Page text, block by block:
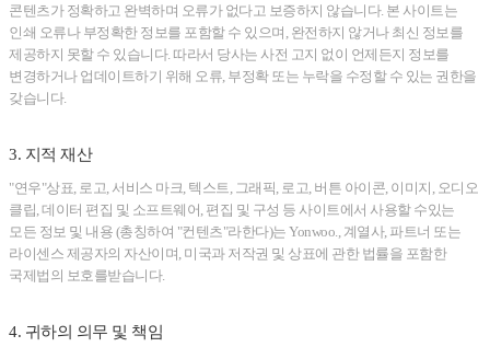
콘텐츠가 정확하고 완벽하며 오류가 없다고 보증하지 않습니다. 본 사이트는
인쇄 오류나 부정확한 정보를 포함할 수 있으며, 완전하지 않거나 최신 정보를
제공하지 못할 수 있습니다. 따라서 당사는 사전 고지 없이 언제든지 정보를
변경하거나 업데이트하기 위해 오류, 부정확 또는 누락을 수정할 수 있는 권한을
갖습니다.
3. 지적 재산
"연우"상표, 로고, 서비스 마크, 텍스트, 그래픽, 로고, 버튼 아이콘, 이미지, 오디오
클립, 데이터 편집 및 소프트웨어, 편집 및 구성 등 사이트에서 사용할 수있는
모든 정보 및 내용 (총칭하여 "컨텐츠"라한다)는 Yonwoo., 계열사, 파트너 또는
라이센스 제공자의 자산이며, 미국과 저작권 및 상표에 관한 법률을 포함한
국제법의 보호를받습니다.
4. 귀하의 의무 및 책임